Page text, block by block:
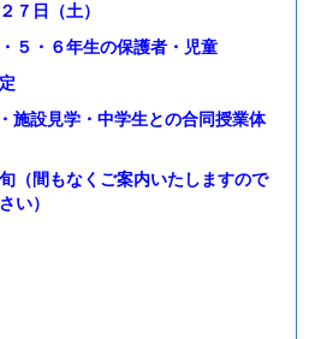
７日（土）
５・６年生の保護者・児童
学・中学生との合同授業体
（間もなくご案内いたしますので
い）